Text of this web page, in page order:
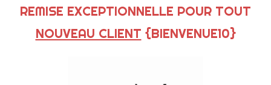
REMISE EXCEPTIONNELLE POUR TOUT
NOUVEAU CLIENT {BIENVENUE10}